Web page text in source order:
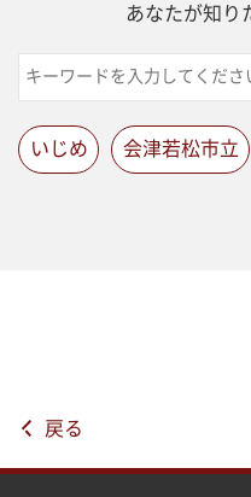
あなたが知り
いじめ 会津若松市立
戻る